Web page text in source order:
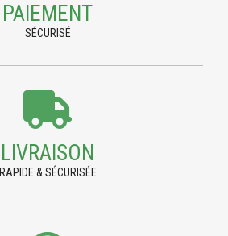
PAIEMENT
SÉCURISÉ
LIVRAISON
RAPIDE & SÉCURISÉE